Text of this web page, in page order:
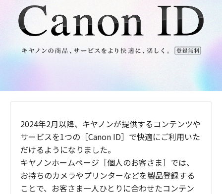
2024年2月以降、キヤノンが提供するコンテンツや
サービスを1つの［Canon ID］で快適にご利用いた
だけるようになりました。
キヤノンホームページ［個人のお客さま］では、
お持ちのカメラやプリンターなどを製品登録する
ことで、お客さま一人ひとりに合わせたコンテン